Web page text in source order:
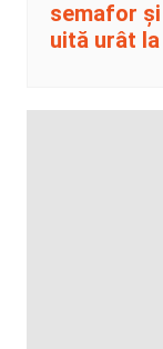
semafor
uită urât